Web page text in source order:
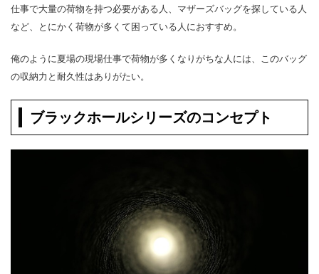
仕事で大量の荷物を持つ必要がある人、マザーズバッグを探している人
など、とにかく荷物が多くて困っている人におすすめ。
俺のように夏場の現場仕事で荷物が多くなりがちな人には、このバッグ
の収納力と耐久性はありがたい。
ブラックホールシリーズのコンセプト